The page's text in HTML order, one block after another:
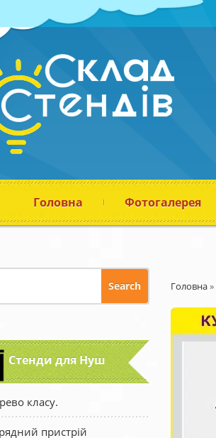
Головна Фотогалерея
Стенди для Нуш
класу.
пристрій
Головна»